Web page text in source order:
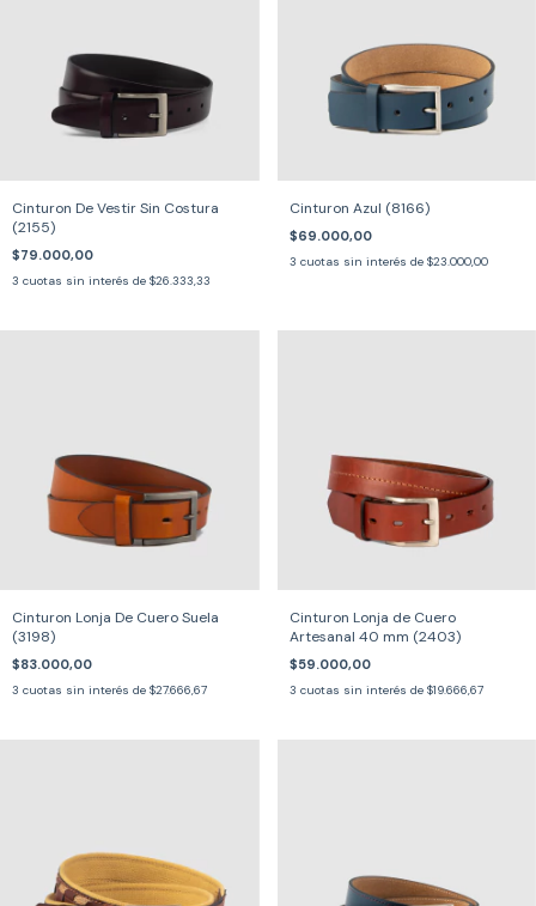
Cinturon De Vestir Sin Costura
(2155)
$79.000,00
3 cuotas sin interés de $26.333,33
Cinturon Azul (8166)
$69.000,00
3 cuotas sin interés de $23.000,00
Cinturon Lonja De Cuero Suela
(3198)
$83.000,00
3 cuotas sin interés de $27.666,67
Cinturon Lonja de Cuero
Artesanal 40 mm (2403)
$59.000,00
3 cuotas sin interés de $19.666,67